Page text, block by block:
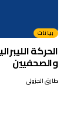
بيانات
الحركة
والصحفيين
طارق الجزولي